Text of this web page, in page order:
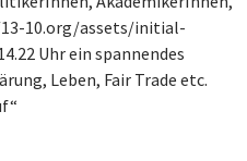
10.org/assets/initial-
Uhr ein spannendes
Leben, Fair Trade etc.